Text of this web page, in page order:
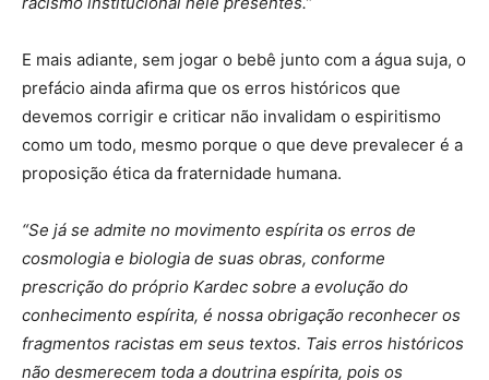
E mais adiante, sem jogar o bebê junto com a água suja, o
prefácio ainda afirma que os erros históricos que
devemos corrigir e criticar não invalidam o espiritismo
como um todo, mesmo porque o que deve prevalecer é a
proposição ética da fraternidade humana.
“Se já se admite no movimento espírita os erros de
cosmologia e biologia de suas obras, conforme
prescrição do próprio Kardec sobre a evolução do
conhecimento espírita, é nossa obrigação reconhecer os
fragmentos racistas em seus textos. Tais erros históricos
não desmerecem toda a doutrina espírita, pois os